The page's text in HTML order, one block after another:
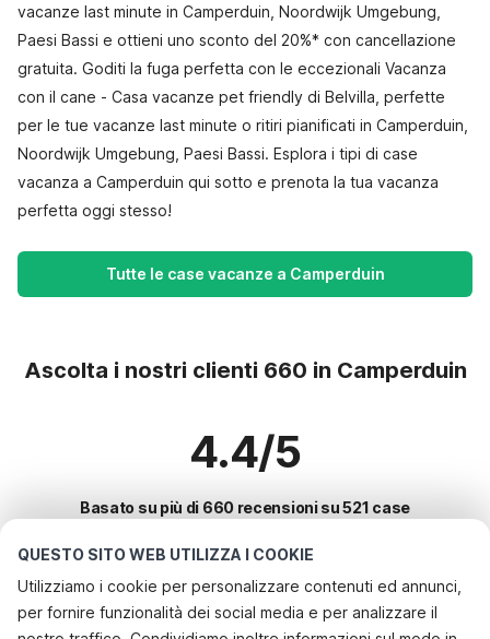
QUESTO SITO WEB UTILIZZA I COOKIE
Utilizziamo i cookie per personalizzare contenuti ed annunci,
per fornire funzionalità dei social media e per analizzare il
vacanze last minute in Camperduin, Noordwijk Umgebung,
Paesi Bassi e ottieni uno sconto del 20%* con cancellazione
gratuita. Goditi la fuga perfetta con le eccezionali Vacanza
con il cane - Casa vacanze pet friendly di Belvilla, perfette
per le tue vacanze last minute o ritiri pianificati in Camperduin,
Noordwijk Umgebung, Paesi Bassi. Esplora i tipi di case
vacanza a Camperduin qui sotto e prenota la tua vacanza
perfetta oggi stesso!
Tutte le case vacanze a Camperduin
Ascolta i nostri clienti 660 in Camperduin
4.4/5
Basato su più di 660 recensioni su 521 case
Le destinazioni più popolari per le
vacanze